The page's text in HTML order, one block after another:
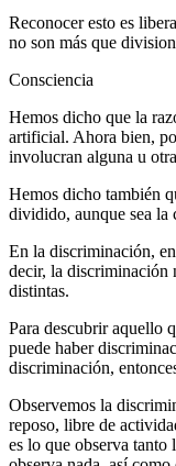
Reconocer esto es
no son más que
Consciencia
Hemos dicho que la
artificial. Ahora bien,
involucran alguna u
Hemos dicho también
dividido, aunque sea la
En la discriminación,
decir, la discriminación
distintas.
Para descubrir aquello
puede haber
discriminación,
Observemos la
reposo, libre de
es lo que observa